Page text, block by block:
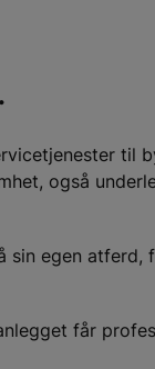
til
også
egen
får